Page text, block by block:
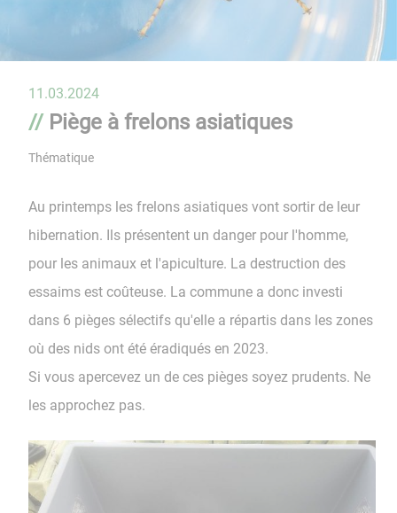
11.03.2024
Piège à frelons asiatiques
Thématique
Au printemps les frelons asiatiques vont sortir de leur
hibernation. Ils présentent un danger pour l'homme,
pour les animaux et l'apiculture. La destruction des
essaims est coûteuse. La commune a donc investi
dans 6 pièges sélectifs qu'elle a répartis dans les zones
où des nids ont été éradiqués en 2023.
​​​​​​​Si vous apercevez un de ces pièges soyez prudents. Ne
les approchez pas.